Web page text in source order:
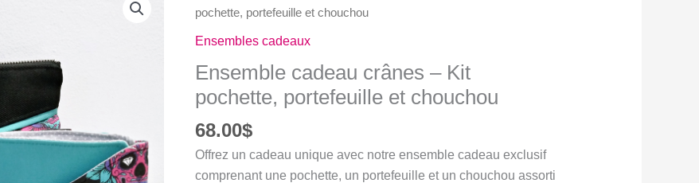
pochette, portefeuille et chouchou
Ensembles cadeaux
Ensemble cadeau crânes – Kit
pochette, portefeuille et chouchou
68.00$
Offrez un cadeau unique avec notre ensemble cadeau exclusif
comprenant une pochette, un portefeuille et un chouchou assorti